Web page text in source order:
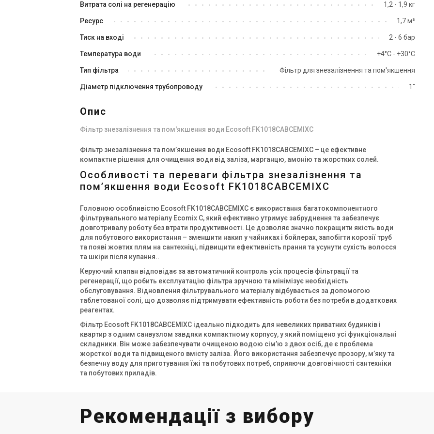
Ecosoft FK2162CE125
Ecosoft FK2472CE15
Ecosoft FK4272CE2
Україна
Фільтр пом’якшення води
Ecosoft FK 1035 CAB CE
Ціна
Ціна за запитом
Купити
Україна
Ecosoft FK 1252 CE MIX C
Ціна
65 520 грн
Україна
Ecosoft FK 1465 CE MIX C
Ціна
81 423 грн
В наявності Залишити відгук В наявності Залишити відгук В наявності
Витрата солі на регенерацію 1,2 - 1,9 кг
Ресурс 1,7 м³
Тиск на вході 2 - 6 бар
Температура води +4°С - +30°С
Тип фільтра Фільтр для знезалізнення та пом'якшення
Діаметр підключення трубопроводу 1"
Опис
Фільтр знезалізнення та пом'якшення води Ecosoft FK1018CABCEMIXC
Фільтр знезалізнення та пом’якшення води Ecosoft FK1018CABCEMIXC – це ефективне
компактне рішення для очищення води від заліза, марганцю, амонію та жорстких солей.
Особливості та переваги фільтра знезалізнення та
пом’якшення води Ecosoft FK1018CABCEMIXC
Головною особливістю Ecosoft FK1018CABCEMIXC є використання багатокомпонентного
фільтрувального матеріалу Ecomix C, який ефективно утримує забруднення та забезпечує
довготривалу роботу без втрати продуктивності. Це дозволяє значно покращити якість води
для побутового використання – зменшити накип у чайниках і бойлерах, запобігти корозії труб
та появі жовтих плям на сантехніці, підвищити ефективність прання та усунути сухість волосся
та шкіри після купання..
Керуючий клапан відповідає за автоматичний контроль усіх процесів фільтрації та
регенерації, що робить експлуатацію фільтра зручною та мінімізує необхідність
обслуговування. Відновлення фільтрувального матеріалу відбувається за допомогою
таблетованої солі, що дозволяє підтримувати ефективність роботи без потреби в додаткових
реагентах.
Фільтр Ecosoft FK1018CABCEMIXC ідеально підходить для невеликих приватних будинків і
квартир з одним санвузлом завдяки компактному корпусу, у який поміщено усі функціональні
складники. Він може забезпечувати очищеною водою сім’ю з двох осіб, де є проблема
жорсткої води та підвищеного вмісту заліза. Його використання забезпечує прозору, м’яку та
безпечну воду для приготування їжі та побутових потреб, сприяючи довговічності сантехніки
та побутових приладів.
Рекомендації з вибору